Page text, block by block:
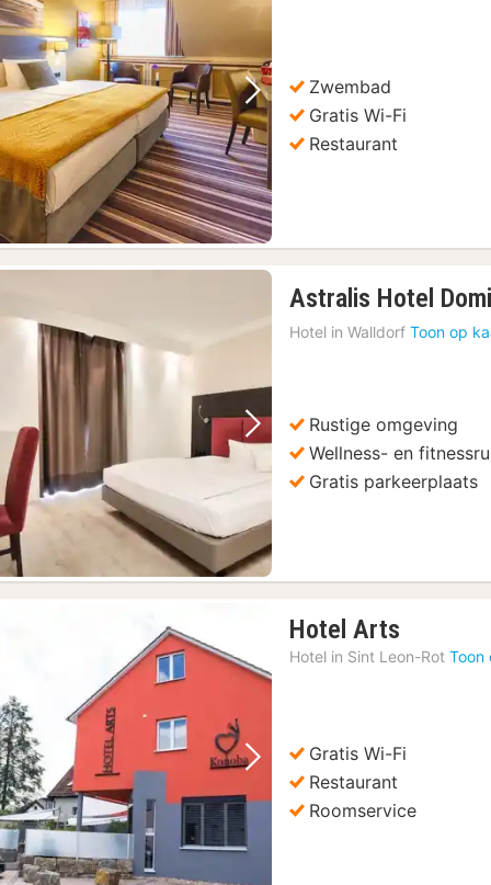
Vorige foto Volgende foto
Zwembad
Gratis Wi-Fi
Restaurant
Vorige foto Volgende foto
Astralis Hotel
Hotel in Walldorf Toon op
Rustige omgeving
Wellness- en
Gratis parkeerplaats
Vorige foto Volgende foto
Hotel Arts
nacht
Hotel in Sint Leon-Rot Toon
Gratis Wi-Fi
Restaurant
Roomservice